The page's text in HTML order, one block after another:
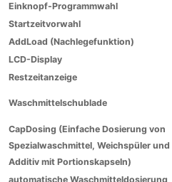
Einknopf-Programmwahl
Startzeitvorwahl
AddLoad (Nachlegefunktion)
LCD-Display
Restzeitanzeige
Waschmittelschublade
CapDosing (Einfache Dosierung von
Spezialwaschmittel, Weichspüler und
Additiv mit Portionskapseln)
automatische Waschmitteldosierung